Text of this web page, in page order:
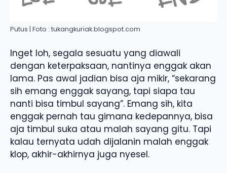
Putus | Foto : tukangkuriak.blogspot.com
Inget loh, segala sesuatu yang diawali
dengan keterpaksaan, nantinya enggak akan
lama. Pas awal jadian bisa aja mikir, “sekarang
sih emang enggak sayang, tapi siapa tau
nanti bisa timbul sayang”. Emang sih, kita
enggak pernah tau gimana kedepannya, bisa
aja timbul suka atau malah sayang gitu. Tapi
kalau ternyata udah dijalanin malah enggak
klop, akhir-akhirnya juga nyesel.